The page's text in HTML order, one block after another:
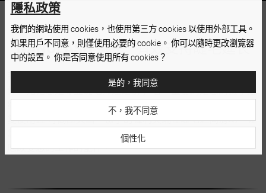
NANOLASH 镊子- 有效支持睫毛延长
睫毛分离镊子是每个睫毛艺术家的重要工具，作为她手的延
伸。无论您是专业睫毛师还是初学 者，重要的是您的镊子始
终采用优质材料制成，在本例中为不锈钢。这使得镊子可重
复使用且 可高压灭菌。镊子的锋利尖端在睫毛之间滑动，让
您可以分开单独的毛发并将假睫毛固定在上 面。选择可以彻
底改变您的工作的配件。
隱私政策
我們的網站使用 cookies，也使用第三方 cookies 以使用外部工具。
如果用戶不同意，則僅使用必要的 cookie。 你可以隨時更改瀏覽器
中的設置。 你是否同意使用所有 cookies？
是的，我同意
不，我不同意
個性化